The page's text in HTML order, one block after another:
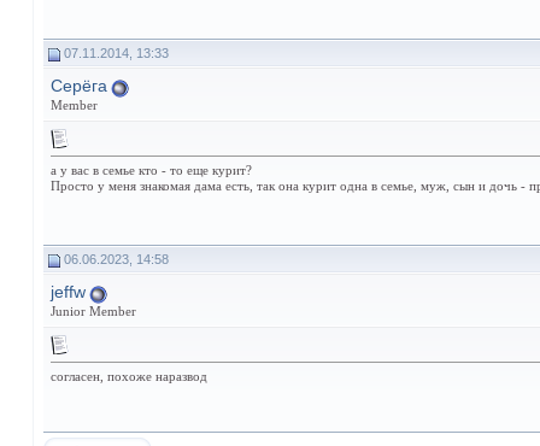
07.11.2014, 13:33
Серёга
Member
а у вас в семье кто - то еще курит?
Просто у меня знакомая дама есть, так она курит одна в семье, муж, сын и дочь -
06.06.2023, 14:58
jeffw
Junior Member
согласен, похоже наразвод